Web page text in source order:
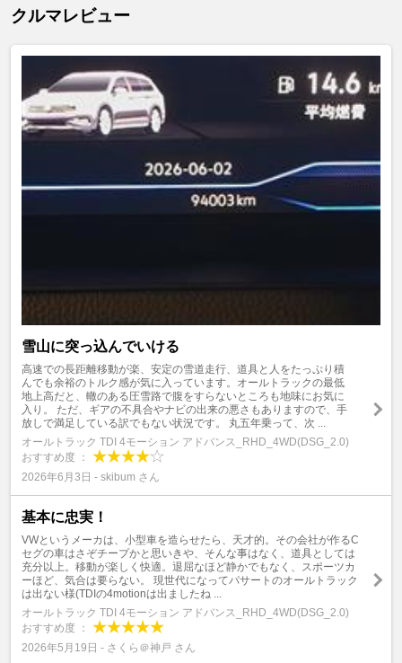
クルマレビュー
雪山に突っ込んでいける
高速での長距離移動が楽、安定の雪道走行、道具と人をたっぷり積
んでも余裕のトルク感が気に入っています。オールトラックの最低
地上高だと、轍のある圧雪路で腹をすらないところも地味にお気に
入り。 ただ、ギアの不具合やナビの出来の悪さもありますので、手
放しで満足している訳でもない状況です。 丸五年乗って、次 ...
オールトラック TDI 4モーション アドバンス_RHD_4WD(DSG_2.0)
おすすめ度 ：
2026年6月3日 - skibum さん
基本に忠実！
VWというメーカは、小型車を造らせたら、天才的。その会社が作るC
セグの車はさぞチープかと思いきや、そんな事はなく、道具としては
充分以上。移動が楽しく快適。退屈なほど静かでもなく、スポーツカ
ーほど、気合は要らない。 現世代になってパサートのオールトラック
は出ない様(TDIの4motionは出ましたね ...
オールトラック TDI 4モーション アドバンス_RHD_4WD(DSG_2.0)
おすすめ度 ：
2026年5月19日 - さくら＠神戸 さん